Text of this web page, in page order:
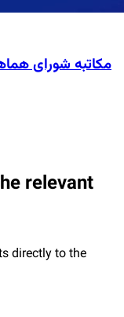
مکاتبه شورای
relevant
directly to the